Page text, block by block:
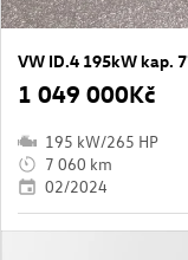
1 049 000Kč
195 kW/265 HP
7 060 km
02/2024